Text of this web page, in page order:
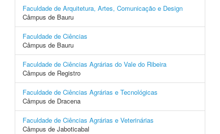
Faculdade de Arquitetura, Artes, Comunicação e Design
Câmpus de Bauru
Faculdade de Ciências
Câmpus de Bauru
Faculdade de Ciências Agrárias do Vale do Ribeira
Câmpus de Registro
Faculdade de Ciências Agrárias e Tecnológicas
Câmpus de Dracena
Faculdade de Ciências Agrárias e Veterinárias
Câmpus de Jaboticabal